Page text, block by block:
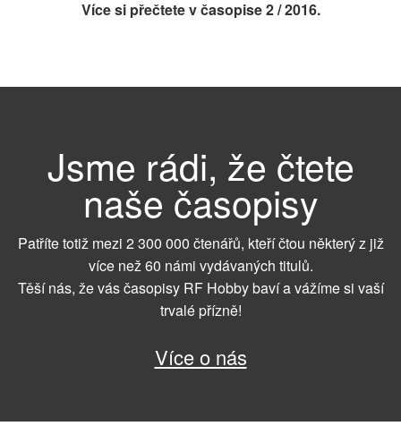
Více si přečtete v časopise2 / 2016.
Jsme rádi, že čtete
naše časopisy
Patříte totiž mezi 2 300 000 čtenářů, kteří čtou některý z již
více než 60 námi vydávaných titulů.
Těší nás, že vás časopisy RF Hobby baví a vážíme si vaší
trvalé přízně!
Více o nás